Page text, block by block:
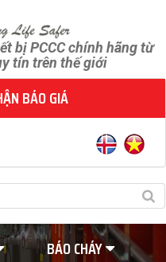
bị PCCC chính hãng từ
tín trên thế giới
BÁO GIÁ
BÁO CHÁY